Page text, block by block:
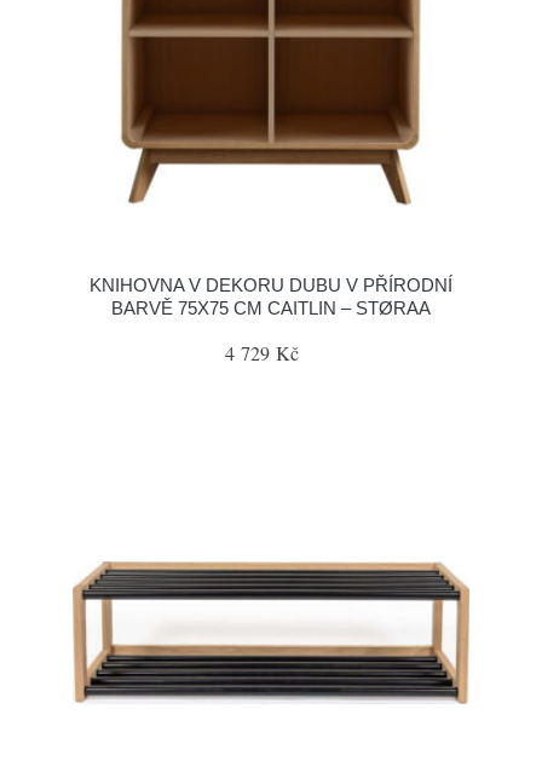
KNIHOVNA V DEKORU DUBU V PŘÍRODNÍ
BARVĚ 75X75 CM CAITLIN – STØRAA
4 729 Kč